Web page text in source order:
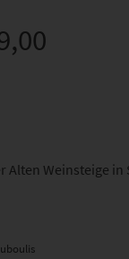
Alten Weinsteige